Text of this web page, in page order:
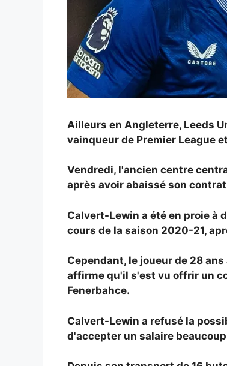
Ailleurs en Angleterre, Leeds
vainqueur de Premier League
Vendredi, l'ancien centre
après avoir abaissé son
Calvert-Lewin a été en proie à
cours de la saison 2020-21,
Cependant, le joueur de 28
affirme qu'il s'est vu offrir un
Fenerbahce.
Calvert-Lewin a refusé la
d'accepter un salaire